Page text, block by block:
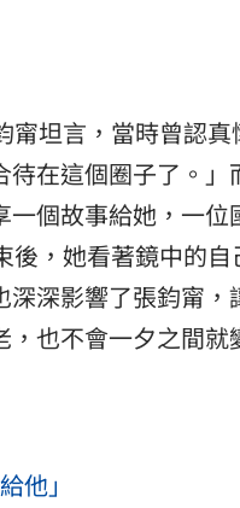
坦言，當時曾認
在這個圈子了。」
個故事給她，一位
，她看著鏡中的
深影響了張鈞甯，
也不會一夕之間就
他」